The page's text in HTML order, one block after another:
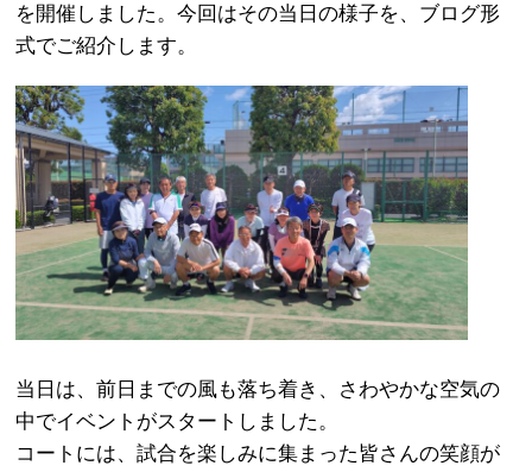
を開催しました。今回はその当日の様子を、ブログ形
式でご紹介します。
当日は、前日までの風も落ち着き、さわやかな空気の
中でイベントがスタートしました。
コートには、試合を楽しみに集まった皆さんの笑顔が